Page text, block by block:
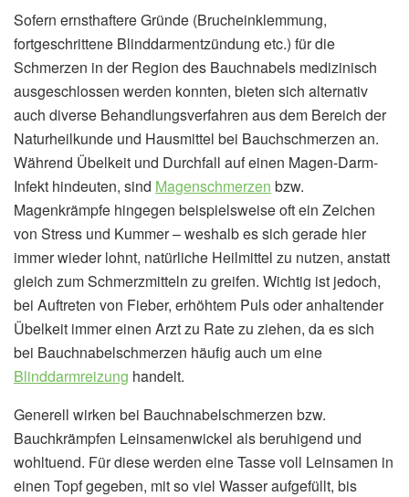
Sofern ernsthaftere Gründe (Brucheinklemmung,
fortgeschrittene Blinddarmentzündung etc.) für die
Schmerzen in der Region des Bauchnabels medizinisch
ausgeschlossen werden konnten, bieten sich alternativ
auch diverse Behandlungsverfahren aus dem Bereich der
Naturheilkunde und Hausmittel bei Bauchschmerzen an.
Während Übelkeit und Durchfall auf einen Magen-Darm-
Infekt hindeuten, sind Magenschmerzen bzw.
Magenkrämpfe hingegen beispielsweise oft ein Zeichen
von Stress und Kummer – weshalb es sich gerade hier
immer wieder lohnt, natürliche Heilmittel zu nutzen, anstatt
gleich zum Schmerzmitteln zu greifen. Wichtig ist jedoch,
bei Auftreten von Fieber, erhöhtem Puls oder anhaltender
Übelkeit immer einen Arzt zu Rate zu ziehen, da es sich
bei Bauchnabelschmerzen häufig auch um eine
Blinddarmreizung handelt.
Generell wirken bei Bauchnabelschmerzen bzw.
Bauchkrämpfen Leinsamenwickel als beruhigend und
wohltuend. Für diese werden eine Tasse voll Leinsamen in
einen Topf gegeben, mit so viel Wasser aufgefüllt, bis